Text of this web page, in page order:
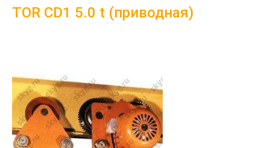
TOR CD1 5.0 t (приводная)